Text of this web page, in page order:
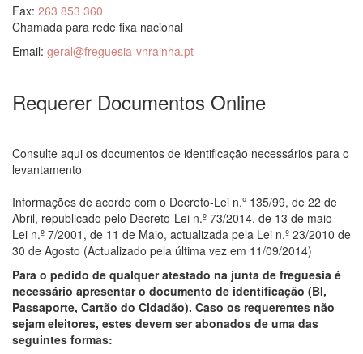
Fax: 263 853 360
Chamada para rede fixa nacional
Email: geral@freguesia-vnrainha.pt
Requerer Documentos Online
Consulte aqui os documentos de identificação necessários para o
levantamento
Informações de acordo com o Decreto-Lei n.º 135/99, de 22 de
Abril, republicado pelo Decreto-Lei n.º 73/2014, de 13 de maio -
Lei n.º 7/2001, de 11 de Maio, actualizada pela Lei n.º 23/2010 de
30 de Agosto (Actualizado pela última vez em 11/09/2014)
Para o pedido de qualquer atestado na junta de freguesia é
necessário apresentar o documento de identificação (BI,
Passaporte, Cartão do Cidadão). Caso os requerentes não
sejam eleitores, estes devem ser abonados de uma das
seguintes formas: